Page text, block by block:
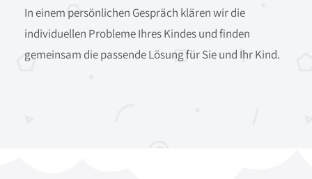
In einem persönlichen Gespräch klären wir die
individuellen Probleme Ihres Kindes und finden
gemeinsam die passende Lösung für Sie und Ihr Kind.